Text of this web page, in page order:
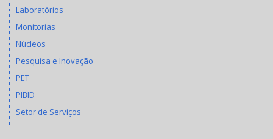
Laboratórios
Monitorias
Núcleos
Pesquisa e Inovação
PET
PIBID
Setor de Serviços